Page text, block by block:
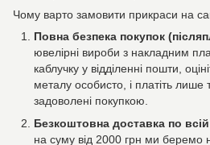
Чому варто замовити прикраси на
Повна безпека покупок
ювелірні вироби з накладним
каблучку у відділенні пошти,
металу особисто, і платіть лише
задоволені покупкою.
Безкоштовна доставка по всій
на суму від 2000 грн ми беремо